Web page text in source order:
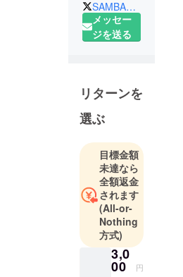
SAMBASATORU
メッセー
ジを送る
リターンを
選ぶ
目標金額
未達なら
全額返金
されます
(All-or-
Nothing
方式)
3,0
00 円